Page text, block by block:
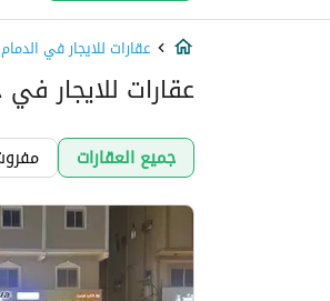
عقارات للايجار في الدمام
عقارات للايجار
جميع العقارات